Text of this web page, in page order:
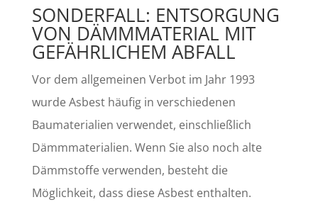
SONDERFALL: ENTSORGUNG
VON DÄMMMATERIAL MIT
GEFÄHRLICHEM ABFALL
Vor dem allgemeinen Verbot im Jahr 1993
wurde Asbest häufig in verschiedenen
Baumaterialien verwendet, einschließlich
Dämmmaterialien. Wenn Sie also noch alte
Dämmstoffe verwenden, besteht die
Möglichkeit, dass diese Asbest enthalten.